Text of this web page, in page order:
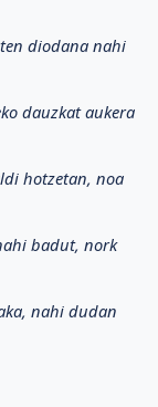
diodana nahi
dauzkat aukera
hotzetan, noa
badut, nork
nahi dudan